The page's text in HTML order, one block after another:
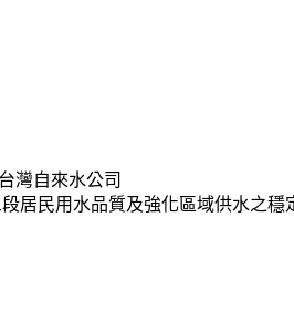
灣自來水公司
居民用水品質及強化區域供水之